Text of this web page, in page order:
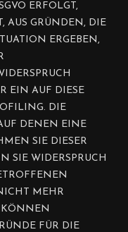
ERFOLGT,
AUS GRÜNDEN, DIE
ERGEBEN,
EIN AUF DIESE
DIE
DENEN EINE
SIE DIESER
SIE WIDERSPRUCH
MEHR
KÖNNEN
FÜR DIE